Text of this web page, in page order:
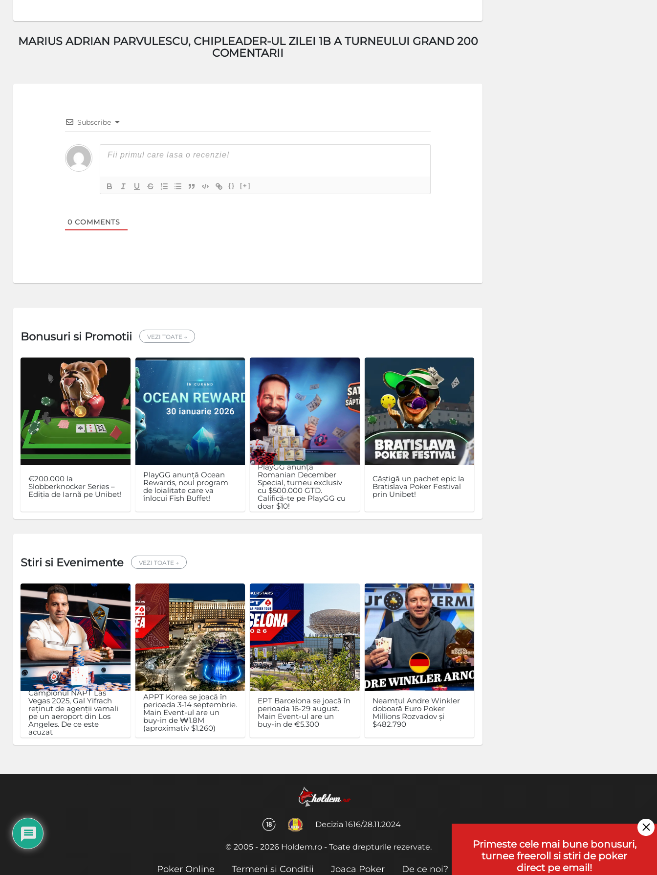
MARIUS ADRIAN PARVULESCU, CHIPLEADER-UL ZILEI 1B A TURNEULUI GRAND 200
COMENTARII
Subscribe
{} [+]
0 COMMENTS
Bonusuri si Promotii VEZI TOATE →
€200.000 la
Slobberknocker Series –
Ediția de Iarnă pe Unibet!
PlayGG anunță Ocean
Rewards, noul program
de loialitate care va
înlocui Fish Buffet!
PlayGG anunță
Romanian December
Special, turneu exclusiv
cu $500.000 GTD.
Califică-te pe PlayGG cu
doar $10!
Câștigă un pachet epic la
Bratislava Poker Festival
prin Unibet!
Stiri si Evenimente VEZI TOATE →
Campionul NAPT Las
Vegas 2025, Gal Yifrach
reținut de agenții vamali
pe un aeroport din Los
Angeles. De ce este
acuzat
APPT Korea se joacă în
perioada 3-14 septembrie.
Main Event-ul are un
buy-in de ₩1.8M
(aproximativ $1.260)
EPT Barcelona se joacă în
perioada 16-29 august.
Main Event-ul are un
buy-in de €5.300
Neamțul Andre Winkler
doboară Euro Poker
Millions Rozvadov și
$482.790
Decizia 1616/28.11.2024
© 2005 - 2026 Holdem.ro - Toate drepturile rezervate.
Poker Online Termeni si Conditii Joaca Poker De ce noi?
Primeste cele mai bune bonusuri,
turnee freeroll si stiri de poker
direct pe email!